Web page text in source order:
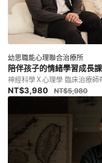
幼思職能心理聯合治療所
陪伴孩子的情緒學習成長課
神經科學Ｘ心理學 臨床治療師
NT$3,980 NT$5,980